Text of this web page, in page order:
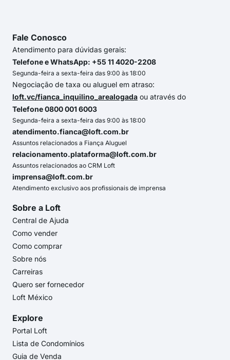
Fale Conosco
Atendimento para dúvidas gerais:
Telefone e WhatsApp: +55 11 4020-2208
Segunda-feira a sexta-feira das 9:00 às 18:00
Negociação de taxa ou aluguel em atraso:
loft.vc/fianca_inquilino_arealogada ou através do
Telefone 0800 001 6003
Segunda-feira a sexta-feira das 9:00 às 18:00
atendimento.fianca@loft.com.br
Assuntos relacionados a Fiança Aluguel
relacionamento.plataforma@loft.com.br
Assuntos relacionados ao CRM Loft
imprensa@loft.com.br
Atendimento exclusivo aos profissionais de imprensa
Sobre a Loft
Central de Ajuda
Como vender
Como comprar
Sobre nós
Carreiras
Quero ser fornecedor
Loft México
Explore
Portal Loft
Lista de Condomínios
Guia de Venda